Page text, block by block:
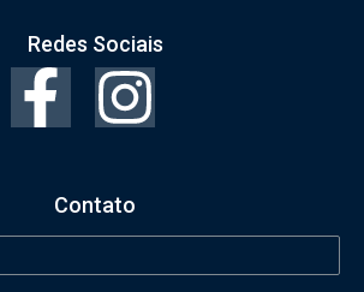
Redes Sociais
Contato